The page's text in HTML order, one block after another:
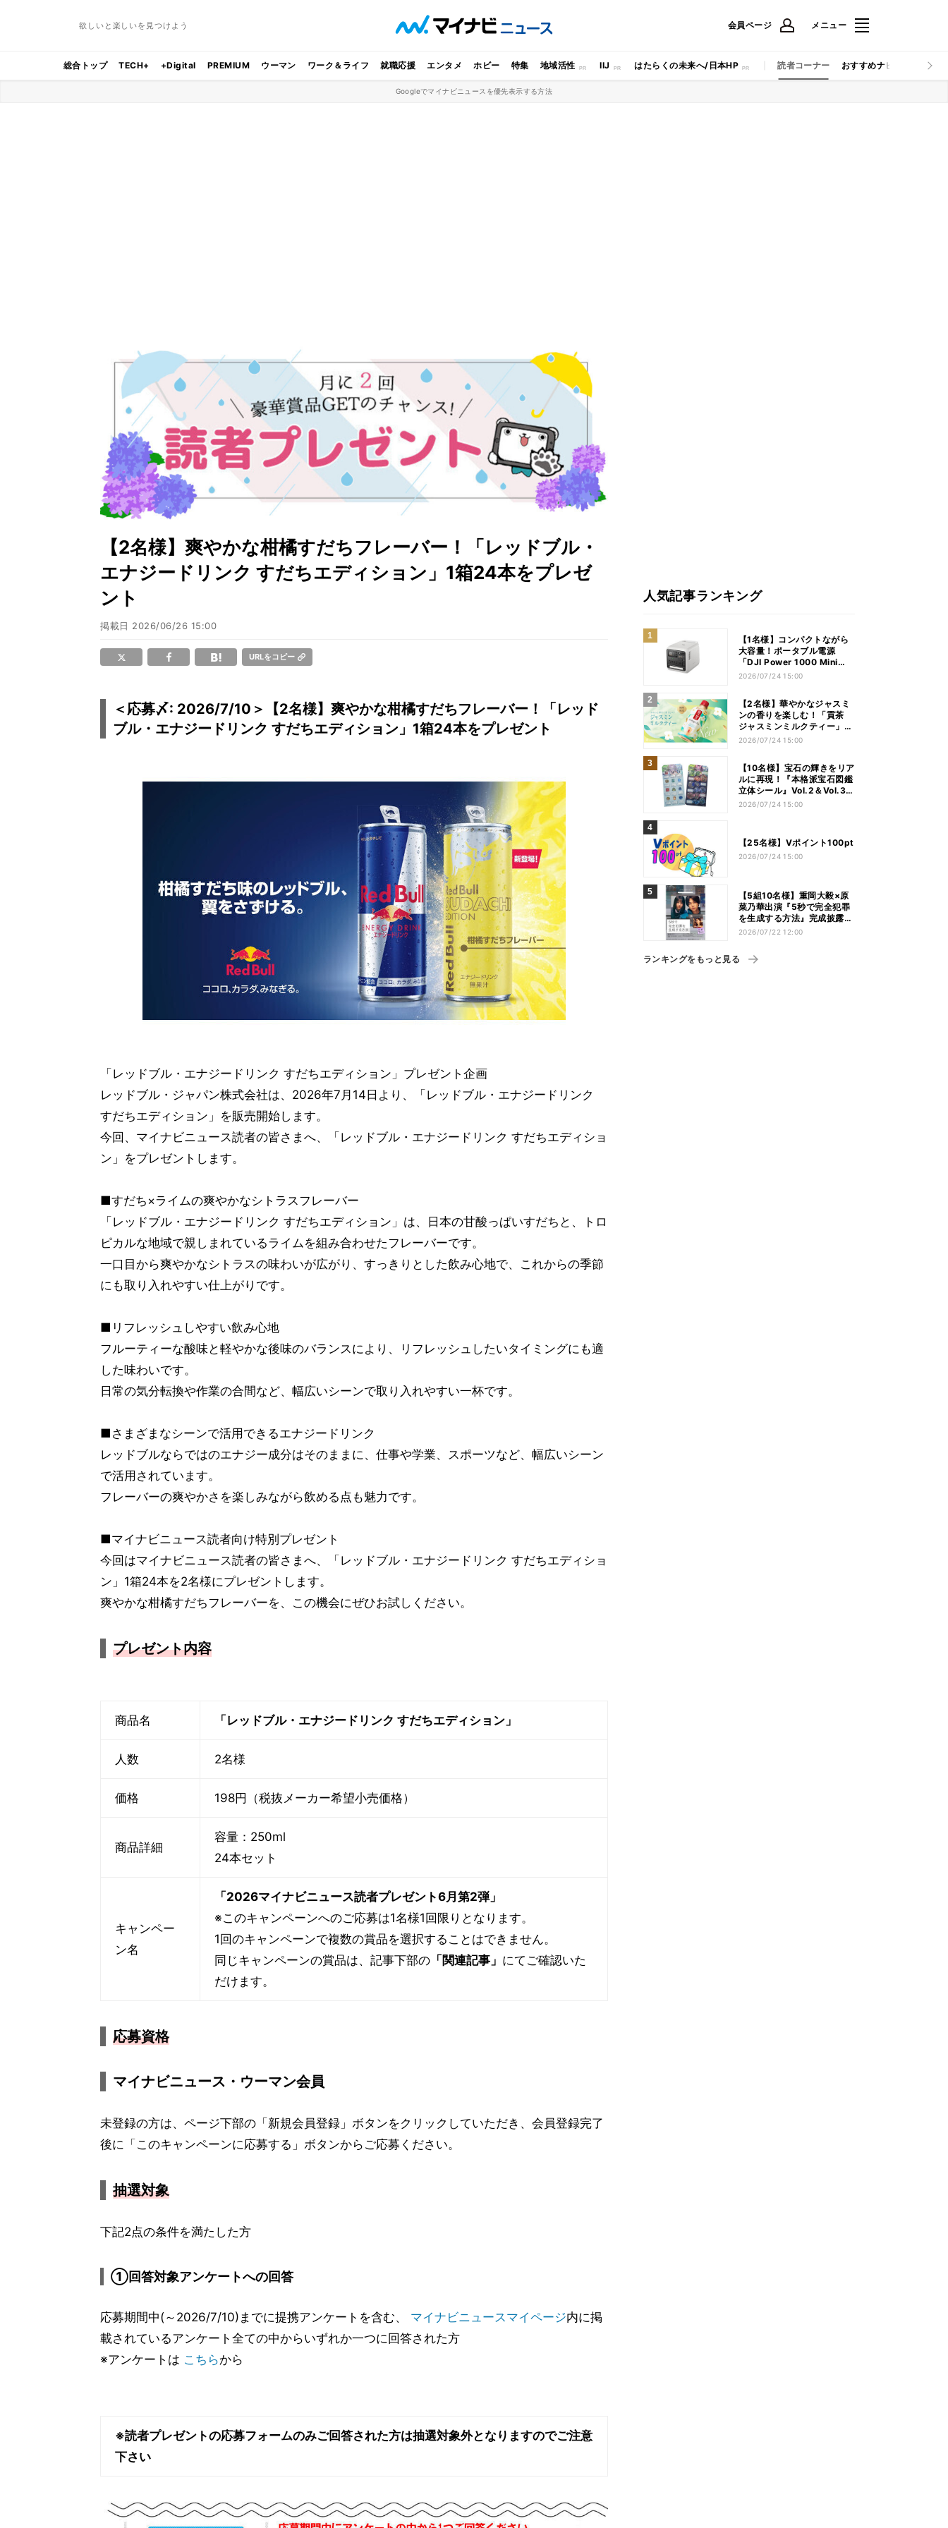
欲しいと楽しいを見つけよう 会員ページ メニュー
総合トップ TECH+ +Digital PREMIUM ウーマン ワーク＆ライフ 就職応援 エンタメ ホビー 特集 地域活性 IIJ はたらくの未来へ/日本HP 読者コーナー おすすめナビ マイナビ
Googleでマイナビニュースを優先表示する方法
【2名様】爽やかな柑橘すだちフレーバー！「レッドブル・
エナジードリンク すだちエディション」1箱24本をプレゼ
ント
掲載日 2026/06/26 15:00
URLをコピー
＜応募〆: 2026/7/10＞【2名様】爽やかな柑橘すだちフレーバー！「レッド
ブル・エナジードリンク すだちエディション」1箱24本をプレゼント
「レッドブル・エナジードリンク すだちエディション」プレゼント企画
レッドブル・ジャパン株式会社は、2026年7月14日より、「レッドブル・エナジードリンク
すだちエディション」を販売開始します。
今回、マイナビニュース読者の皆さまへ、「レッドブル・エナジードリンク すだちエディショ
ン」をプレゼントします。
■すだち×ライムの爽やかなシトラスフレーバー
「レッドブル・エナジードリンク すだちエディション」は、日本の甘酸っぱいすだちと、トロ
ピカルな地域で親しまれているライムを組み合わせたフレーバーです。
一口目から爽やかなシトラスの味わいが広がり、すっきりとした飲み心地で、これからの季節
にも取り入れやすい仕上がりです。
■リフレッシュしやすい飲み心地
フルーティーな酸味と軽やかな後味のバランスにより、リフレッシュしたいタイミングにも適
した味わいです。
日常の気分転換や作業の合間など、幅広いシーンで取り入れやすい一杯です。
■さまざまなシーンで活用できるエナジードリンク
レッドブルならではのエナジー成分はそのままに、仕事や学業、スポーツなど、幅広いシーン
で活用されています。
フレーバーの爽やかさを楽しみながら飲める点も魅力です。
■マイナビニュース読者向け特別プレゼント
今回はマイナビニュース読者の皆さまへ、「レッドブル・エナジードリンク すだちエディショ
ン」1箱24本を2名様にプレゼントします。
爽やかな柑橘すだちフレーバーを、この機会にぜひお試しください。
プレゼント内容
商品名 「レッドブル・エナジードリンク すだちエディション」
人数 2名様
価格 198円（税抜メーカー希望小売価格）
商品詳細
容量：250ml
24本セット
キャンペー
ン名
「2026マイナビニュース読者プレゼント6月第2弾」
※このキャンペーンへのご応募は1名様1回限りとなります。
1回のキャンペーンで複数の賞品を選択することはできません。
同じキャンペーンの賞品は、記事下部の 「関連記事」 にてご確認いた
だけます。
応募資格
マイナビニュース・ウーマン会員
未登録の方は、ページ下部の「新規会員登録」ボタンをクリックしていただき、会員登録完了
後に「このキャンペーンに応募する」ボタンからご応募ください。
抽選対象
下記2点の条件を満たした方
①回答対象アンケートへの回答
応募期間中(～2026/7/10)までに提携アンケートを含む、 マイナビニュースマイページ内に掲
載されているアンケート全ての中からいずれか一つに回答された方
※アンケートは こちらから
※読者プレゼントの応募フォームのみご回答された方は抽選対象外となりますのでご注意
下さい
人気記事ランキング
【1名様】コンパクトながら
大容量！ポータブル電源
「DJI Power 1000 Mini
White」をプレゼント
2026/07/24 15:00
【2名様】華やかなジャスミ
ンの香りを楽しむ！「貢茶
ジャスミンミルクティー」1
ケース（24本）をプレゼン
2026/07/24 15:00
【10名様】宝石の輝きをリア
ルに再現！『本格派宝石図鑑
立体シール』Vol.2＆Vol.3セ
ットをプレゼント
2026/07/24 15:00
【25名様】Vポイント100pt
2026/07/24 15:00
【5組10名様】重岡大毅×原
菜乃華出演『5秒で完全犯罪
を生成する方法』完成披露試
写会にご招待！
2026/07/22 12:00
ランキングをもっと見る